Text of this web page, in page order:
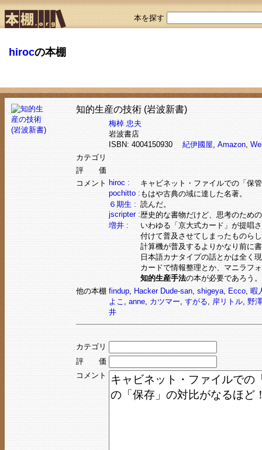
本を探す
hirocの本棚
知的生産の技術 (岩波新書)
梅棹 忠夫
岩波書店
ISBN: 4004150930 紀伊國屋, Amazon,
カテゴリ
評 価
コメント hiroc :
キャビネット・ファイルでの「保
pochitto : もはや古典の域に達した名著。
６期生 : 読んだ。
jscripter :歴史的な書物だけど、思考のため
増井 :
いわゆる「京大式カード」が提唱
付けて普及させてしまったものら
計算機が普及するよりかなり前に
日本語カナタイプの話とかは全く
カードで情報整理とか、マニラフ
知的生産手法の本が必要であろう。
他の本棚 findup, Hacker Dude-san, shigeya, Ecco, 暇
よこ , anne, カツマー, すがる, 岸リトル, 野
井
カテゴリ
評 価
コメント